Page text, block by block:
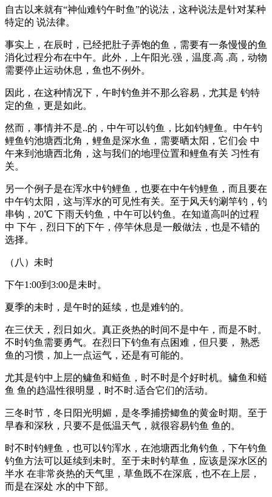
自古以来就有“神仙难钓午时鱼”的说法，这种说法是针对某种
特定的 说法律。
事实上，在辰时，已经把肚子弄饱的鱼，需要有一条慢慢的鱼
消化过程分布在中午。此外，上午阳光.强，温度.高 .高，动物
需要停止运动休息，鱼也不例外。
因此，在这种情况下，午时钓鱼并不那么容易，尤其是 钓特
定的鱼，更是如此。
然而，事情并不是..的，中午可以钓鱼，比如钓鲤鱼。中午钓
鲤鱼钓池塘西北角，鲤鱼是深水鱼，需要晒太阳，它们会 中
午来到池塘西北角，这与我们的地理位置和鲤鱼有关 习性有
关。
另一个例子是在浑水中钓鲤鱼，也要在中午钓鲤鱼，而且要在
中午钓太阳，这与浑水的可见性有关。至于风天钓涮竿钓，钓
串钩，20℃ 下雨天钓鱼，中午可以钓鱼。在知道高叫的过程
中 下午，烈日下的下午，停竿休息是一般做法，也是不错的
选择。
（八）未时
下午1:00到3:00是未时。
夏季的未时，是午时的延续，也是难钓的。
在三伏天，烈日如火。真正炎热的时间不是中午，而是不时。
不时钓鱼需要勇气。在烈日下钓鱼有点困难，但只要， 熟悉
鱼的习惯，加上一点运气，还是有可能的。
尤其是钓中上层的鳙鱼和鲢鱼，时不时是个好时机。鳙鱼和鲢
鱼 鱼的趋温性很明显，时不时.适合它们的活动。
三冬时节，冬日阳光明媚，是冬季捕捞鲫鱼的黄金时期。至于
早春和深秋，只要不是低温天气，就很容易钓鱼 鱼的。
时不时钓鲤鱼，也可以钓浑水，在池塘西北角钓鱼，下午钓鱼
钓鱼方法可以延续到未时。至于未时钓草鱼，应该是深水区的
半水 在非常炎热的天气里，草鱼既不在深底，也不在上层，
而是在深处 水的中下部。